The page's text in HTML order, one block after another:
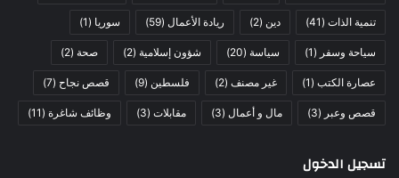
تنمية الذات (41) دين (2) ريادة الأعمال (59) سوريا (1)
سياحة وسفر (1) سياسة (20) شؤون إسلامية (2) صحة (2)
عصارة الكتب (1) غير مصنف (2) فلسطين (9) قصص نجاح (7)
قصص وعبر (3) مال و أعمال (3) مقابلات (3) وظائف شاغرة (11)
تسجيل الدخول